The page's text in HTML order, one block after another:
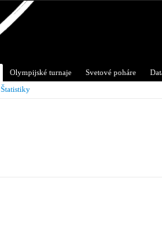
Olympijské turnaje Svetové poháre
Štatistiky